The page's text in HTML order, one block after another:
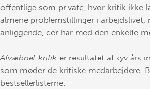
offentlige som private, hvor kritik ikke
almene problemstillinger i arbejdslivet,
anliggende, der har med den enkelte
Afvæbnet kritik er resultatet af syv års
som møder de kritiske medarbejdere.
bestsellerlisterne.